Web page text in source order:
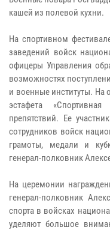
кашей из полевой кухни.
​​​​​​​На спортивном
заведений войск
офицеры Управления
возможностях
и военные институты.
эстафета
препятствий. Ее
сотрудников войск
грамоты, медали и
генерал-полковник
​​​​​​​На церемонии
генерал-полковник
спорта в войсках
уделяют большое